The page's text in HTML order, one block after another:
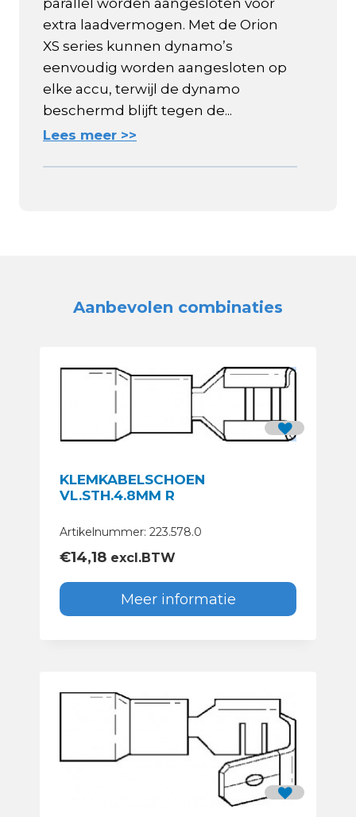
parallel worden aangesloten voor
extra laadvermogen. Met de Orion
XS series kunnen dynamo’s
eenvoudig worden aangesloten op
elke accu, terwijl de dynamo
beschermd blijft tegen de...
Lees meer >>
Aanbevolen combinaties
KLEMKABELSCHOEN
VL.STH.4.8MM R
Artikelnummer: 223.578.0
€14,18 excl.BTW
Meer informatie